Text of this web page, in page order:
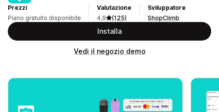
Prezzi
Piano gratuito disponibile
Valutazione
4,9
(125)
Sviluppatore
ShopClimb
Installa
Vedi il negozio demo